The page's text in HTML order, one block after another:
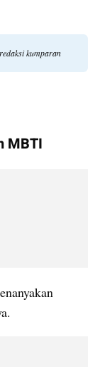
kumparan
MBTI